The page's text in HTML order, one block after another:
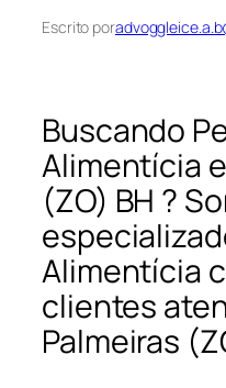
Escrito por
Buscando
Alimentícia
(ZO) BH ?
Alimentícia
clientes
Palmeiras